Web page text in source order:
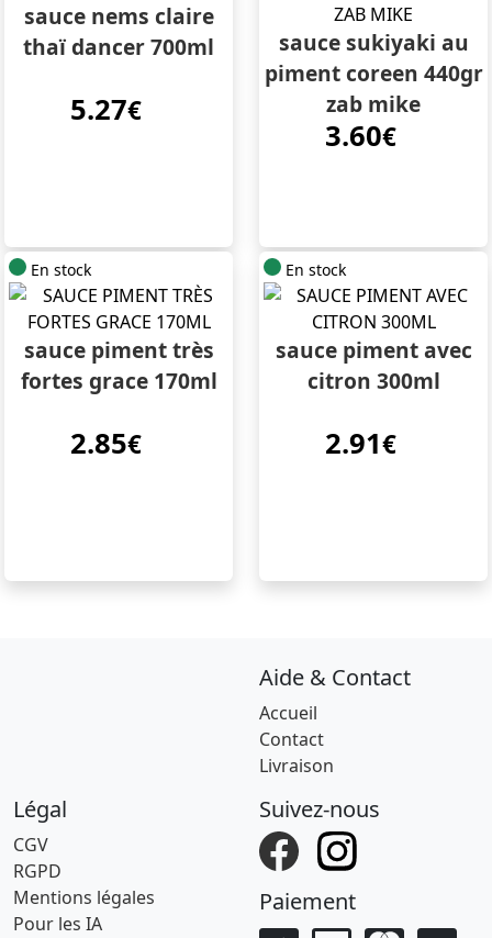
sauce nems claire
thaï dancer 700ml
5.27€
sauce sukiyaki au
piment coreen 440gr
zab mike
3.60€
En stock
sauce piment très
fortes grace 170ml
2.85€
En stock
sauce piment avec
citron 300ml
2.91€
Aide & Contact
Accueil
Contact
Livraison
Légal
CGV
RGPD
Mentions légales
Pour les IA
Suivez-nous
Paiement